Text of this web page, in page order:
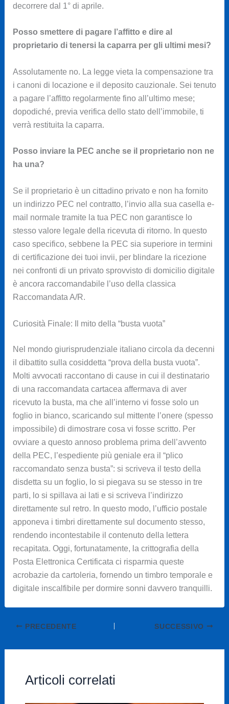
decorrere dal 1° di aprile.
Posso smettere di pagare l’affitto e dire al
proprietario di tenersi la caparra per gli ultimi mesi?
Assolutamente no. La legge vieta la compensazione tra
i canoni di locazione e il deposito cauzionale. Sei tenuto
a pagare l’affitto regolarmente fino all’ultimo mese;
dopodiché, previa verifica dello stato dell’immobile, ti
verrà restituita la caparra.
Posso inviare la PEC anche se il proprietario non ne
ha una?
Se il proprietario è un cittadino privato e non ha fornito
un indirizzo PEC nel contratto, l’invio alla sua casella e-
mail normale tramite la tua PEC non garantisce lo
stesso valore legale della ricevuta di ritorno. In questo
caso specifico, sebbene la PEC sia superiore in termini
di certificazione dei tuoi invii, per blindare la ricezione
nei confronti di un privato sprovvisto di domicilio digitale
è ancora raccomandabile l’uso della classica
Raccomandata A/R.
Curiosità Finale: Il mito della “busta vuota”
Nel mondo giurisprudenziale italiano circola da decenni
il dibattito sulla cosiddetta “prova della busta vuota”.
Molti avvocati raccontano di cause in cui il destinatario
di una raccomandata cartacea affermava di aver
ricevuto la busta, ma che all’interno vi fosse solo un
foglio in bianco, scaricando sul mittente l’onere (spesso
impossibile) di dimostrare cosa vi fosse scritto. Per
ovviare a questo annoso problema prima dell’avvento
della PEC, l’espediente più geniale era il “plico
raccomandato senza busta”: si scriveva il testo della
disdetta su un foglio, lo si piegava su se stesso in tre
parti, lo si spillava ai lati e si scriveva l’indirizzo
direttamente sul retro. In questo modo, l’ufficio postale
apponeva i timbri direttamente sul documento stesso,
rendendo incontestabile il contenuto della lettera
recapitata. Oggi, fortunatamente, la crittografia della
Posta Elettronica Certificata ci risparmia queste
acrobazie da cartoleria, fornendo un timbro temporale e
digitale inscalfibile per dormire sonni davvero tranquilli.
PRECEDENTE SUCCESSIVO
Articoli correlati